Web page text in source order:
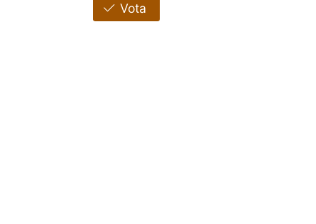
Vota